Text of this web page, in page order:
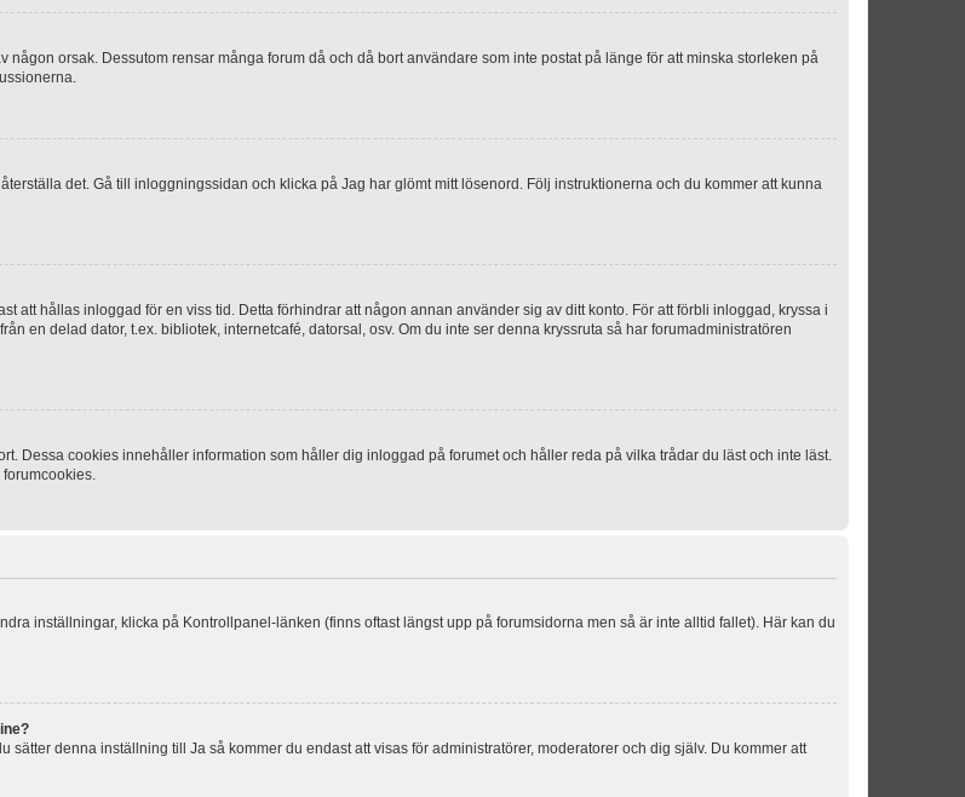
orsak. Dessutom rensar många forum då och då bort användare som inte postat på länge för att minska storleken på
det. Gå till inloggningssidan och klicka på Jag har glömt mitt lösenord. Följ instruktionerna och du kommer att kunna
att hållas inloggad för en viss tid. Detta förhindrar att någon annan använder sig av ditt konto. För att förbli inloggad, kryssa i
en delad dator, t.ex. bibliotek, internetcafé, datorsal, osv. Om du inte ser denna kryssruta så har forumadministratören
Dessa cookies innehåller information som håller dig inloggad på forumet och håller reda på vilka trådar du läst och inte läst.
inställningar, klicka på Kontrollpanel-länken (finns oftast längst upp på forumsidorna men så är inte alltid fallet). Här kan du
sätter denna inställning till Ja så kommer du endast att visas för administratörer, moderatorer och dig själv. Du kommer att